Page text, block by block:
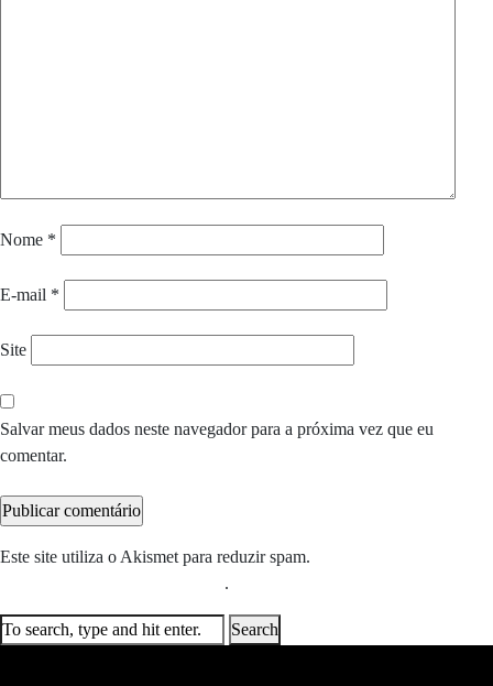
Nome *
E-mail *
Site
Salvar meus dados neste navegador para a próxima vez que eu
comentar.
Este site utiliza o Akismet para reduzir spam.
.
Search